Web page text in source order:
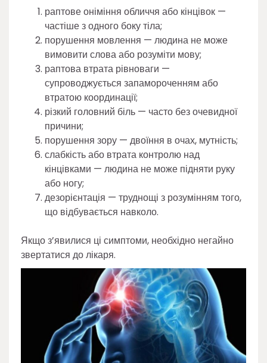
раптове оніміння обличчя або кінцівок —
частіше з одного боку тіла;
порушення мовлення — людина не може
вимовити слова або розуміти мову;
раптова втрата рівноваги —
супроводжується запамороченням або
втратою координації;
різкий головний біль — часто без очевидної
причини;
порушення зору — двоїння в очах, мутність;
слабкість або втрата контролю над
кінцівками — людина не може підняти руку
або ногу;
дезорієнтація — труднощі з розумінням того,
що відбувається навколо.
Якщо з’явилися ці симптоми, необхідно негайно
звертатися до лікаря.